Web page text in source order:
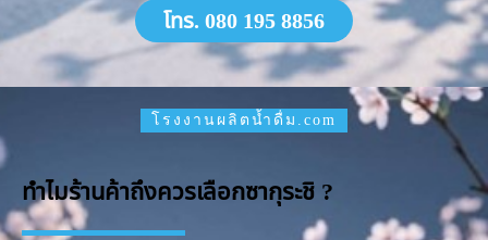
โทร. 080 195 8856
โรงงานผลิตน้ำดื่ม.com
ทำไมร้านค้าถึงควรเลือกซากุระชิ ?